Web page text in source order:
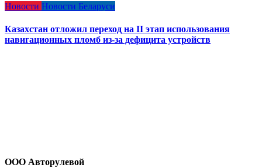
Новости Новости Беларуси
Казахстан отложил переход на II этап использования
навигационных пломб из-за дефицита устройств
ООО Авторулевой